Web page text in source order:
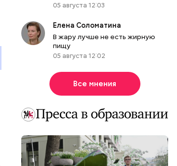
05 августа 12:03
Елена Соломатина
В жару лучше не есть жирную
пищу
05 августа 12:02
Все мнения